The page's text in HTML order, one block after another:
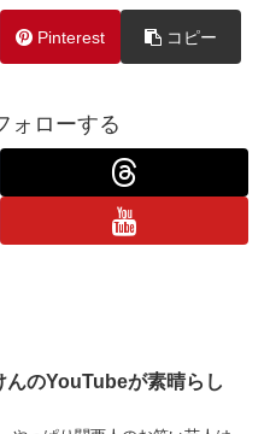
Pinterest コピー
ォローする
んのYouTubeが素晴らし